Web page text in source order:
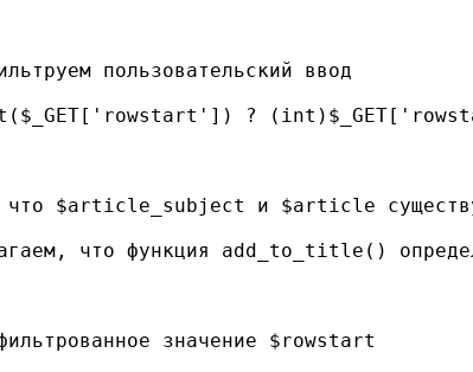
пользовательский ввод
?
$article_subject и $article
что функция add_to_title()
значение $rowstart